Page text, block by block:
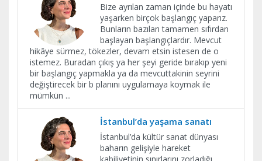
Bize ayrılan zaman içinde bu hayatı
yaşarken birçok başlangıç yaparız.
Bunların bazıları tamamen sıfırdan
başlayan başlangıçlardır. Mevcut
hikâye sürmez, tökezler, devam etsin istesen de o
istemez. Buradan çıkış ya her şeyi geride bırakıp yeni
bir başlangıç yapmakla ya da mevcuttakinin seyrini
değiştirecek bir b planını uygulamaya koymak ile
mümkün ...
İstanbul’da yaşama sanatı
İstanbul’da kültür sanat dünyası
baharın gelişiyle hareket